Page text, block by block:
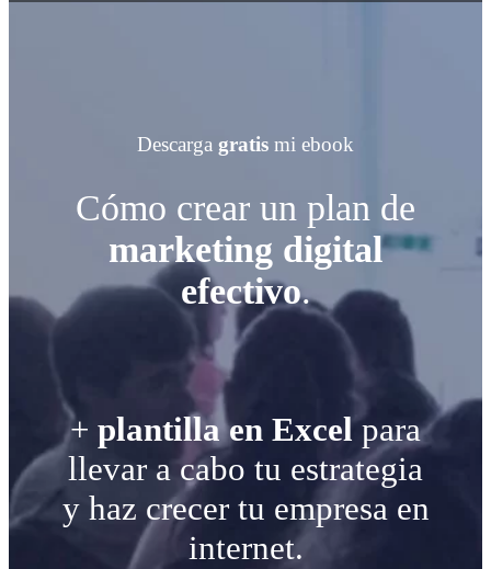
Descarga gratis mi ebook
Cómo crear un plan de
marketing digital
efectivo.
+ plantilla en Excelpara
llevar a cabo tu estrategia
y haz crecer tu empresa en
internet.